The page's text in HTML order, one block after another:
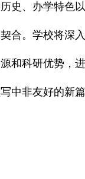
史、办学特色
合。学校将深
科研优势，
中非友好的新